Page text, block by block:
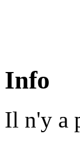
Info
Il n'y a